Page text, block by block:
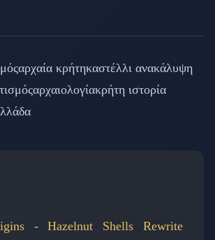
αρχαία κρήτηκαστέλλι ανακάλυψη
αρχαιολογίακρήτη ιστορία
- Hazelnut Shells Rewrite